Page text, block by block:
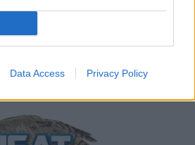
Data Access Privacy Policy
ja Suomen joukkue